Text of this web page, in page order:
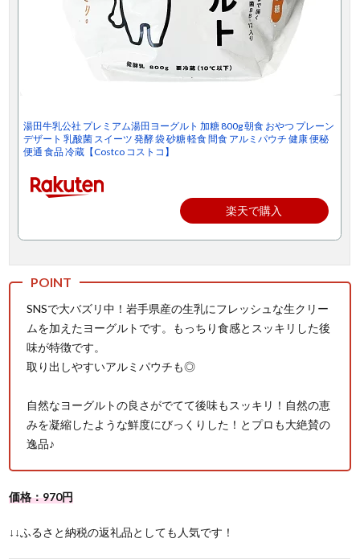
湯田牛乳公社 プレミアム湯田ヨーグルト 加糖 800g 朝食 おやつ プレーン
デザート 乳酸菌 スイーツ 発酵 袋 砂糖 軽食 間食 アルミパウチ 健康 便秘
便通 食品 冷蔵【Costco コストコ】
楽天で購入
SNSで大バズリ中！岩手県産の生乳にフレッシュな生クリー
ムを加えたヨーグルトです。もっちり食感とスッキリした後
味が特徴です。
取り出しやすいアルミパウチも◎
自然なヨーグルトの良さがでてて後味もスッキリ！自然の恵
みを凝縮したような鮮度にびっくりした！とプロも大絶賛の
逸品♪
価格：970円
↓↓ふるさと納税の返礼品としても人気です！